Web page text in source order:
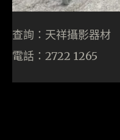
查詢：天祥攝影器材
電話：2722 1265